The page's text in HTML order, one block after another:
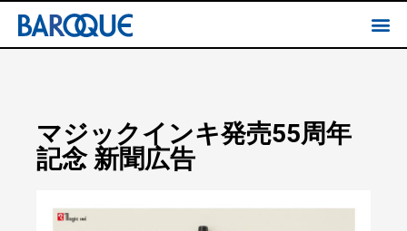
マジックインキ発売55周年
記念 新聞広告